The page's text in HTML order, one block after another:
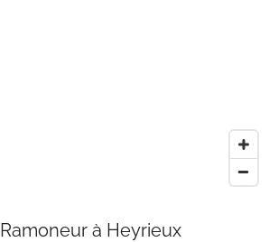
Ramoneur à Heyrieux